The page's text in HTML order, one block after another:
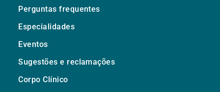
Perguntas frequentes
Especialidades
Eventos
Sugestões e reclamações
Corpo Clínico